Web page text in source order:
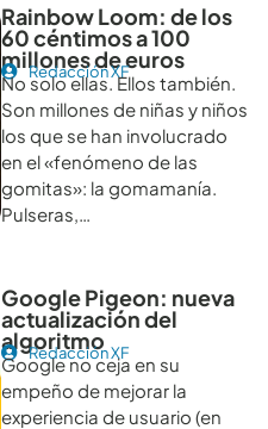
Rainbow Loom: de los
60 céntimos a 100
millones de euros
Redacción XF
No solo ellas. Ellos también.
Son millones de niñas y niños
los que se han involucrado
en el «fenómeno de las
gomitas»: la gomamanía.
Pulseras,…
Google Pigeon: nueva
actualización del
algoritmo
Redacción XF
Google no ceja en su
empeño de mejorar la
experiencia de usuario (en